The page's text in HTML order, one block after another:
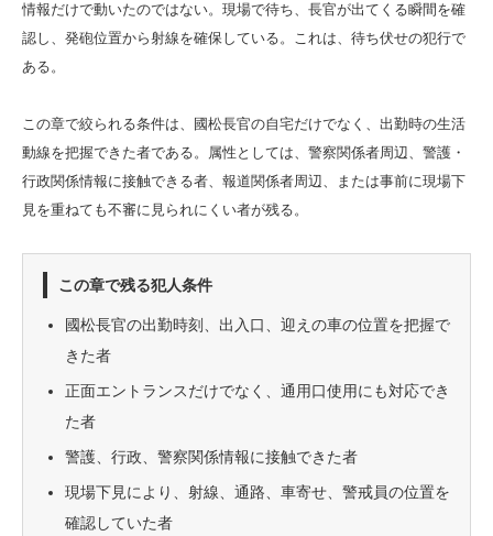
情報だけで動いたのではない。現場で待ち、長官が出てくる瞬間を確
認し、発砲位置から射線を確保している。これは、待ち伏せの犯行で
ある。
この章で絞られる条件は、國松長官の自宅だけでなく、出勤時の生活
動線を把握できた者である。属性としては、警察関係者周辺、警護・
行政関係情報に接触できる者、報道関係者周辺、または事前に現場下
見を重ねても不審に見られにくい者が残る。
この章で残る犯人条件
國松長官の出勤時刻、出入口、迎えの車の位置を把握で
きた者
正面エントランスだけでなく、通用口使用にも対応でき
た者
警護、行政、警察関係情報に接触できた者
現場下見により、射線、通路、車寄せ、警戒員の位置を
確認していた者